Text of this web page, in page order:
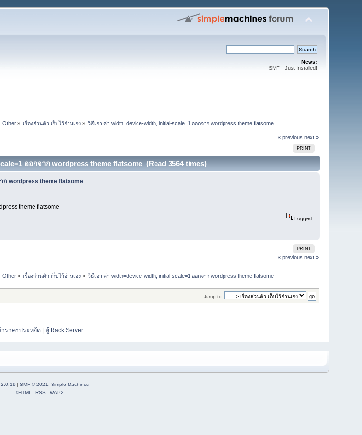
News:
SMF - Just Installed!
Other » เรื่องส่วนตัว เก็บไว้อ่านเอง » วิธีเอา ค่า width=device-width, initial-scale=1 ออกจาก wordpress theme flatsome
« previous next »
PRINT
ออกจาก wordpress theme flatsome (Read 3564 times)
ก wordpress theme flatsome
theme flatsome
Logged
PRINT
« previous next »
Other » เรื่องส่วนตัว เก็บไว้อ่านเอง » วิธีเอา ค่า width=device-width, initial-scale=1 ออกจาก wordpress theme flatsome
Jump to:
าราคาประหยัด | ตู้ Rack Server
2.0.19 | SMF © 2021
Simple Machines
XHTML
RSS WAP2